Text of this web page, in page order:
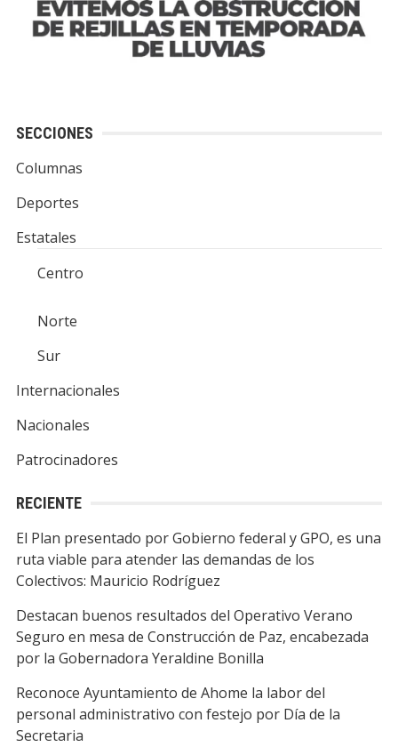
SECCIONES
Columnas
Deportes
Estatales
Centro
Norte
Sur
Internacionales
Nacionales
Patrocinadores
RECIENTE
El Plan presentado por Gobierno federal y GPO, es una
ruta viable para atender las demandas de los
Colectivos: Mauricio Rodríguez
Destacan buenos resultados del Operativo Verano
Seguro en mesa de Construcción de Paz, encabezada
por la Gobernadora Yeraldine Bonilla
Reconoce Ayuntamiento de Ahome la labor del
personal administrativo con festejo por Día de la
Secretaria